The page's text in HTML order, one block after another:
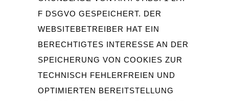
F DSGVO GESPEICHERT. DER
WEBSITEBETREIBER HAT EIN
BERECHTIGTES INTERESSE AN DER
SPEICHERUNG VON COOKIES ZUR
TECHNISCH FEHLERFREIEN UND
OPTIMIERTEN BEREITSTELLUNG